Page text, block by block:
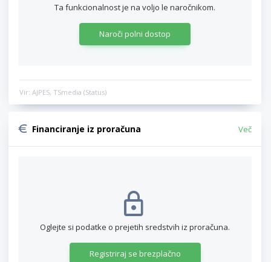
Ta funkcionalnost je na voljo le naročnikom.
Naroči polni dostop
Vir: AJPES, TSmedia (Status)
Financiranje iz proračuna Več
Oglejte si podatke o prejetih sredstvih iz proračuna.
Registriraj se brezplačno